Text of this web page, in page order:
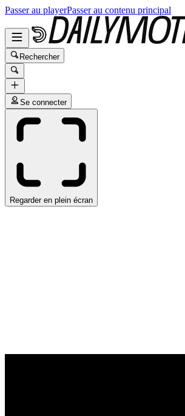
Passer au playerPasser au contenu principal
Rechercher
Se connecter
Regarder en plein écran